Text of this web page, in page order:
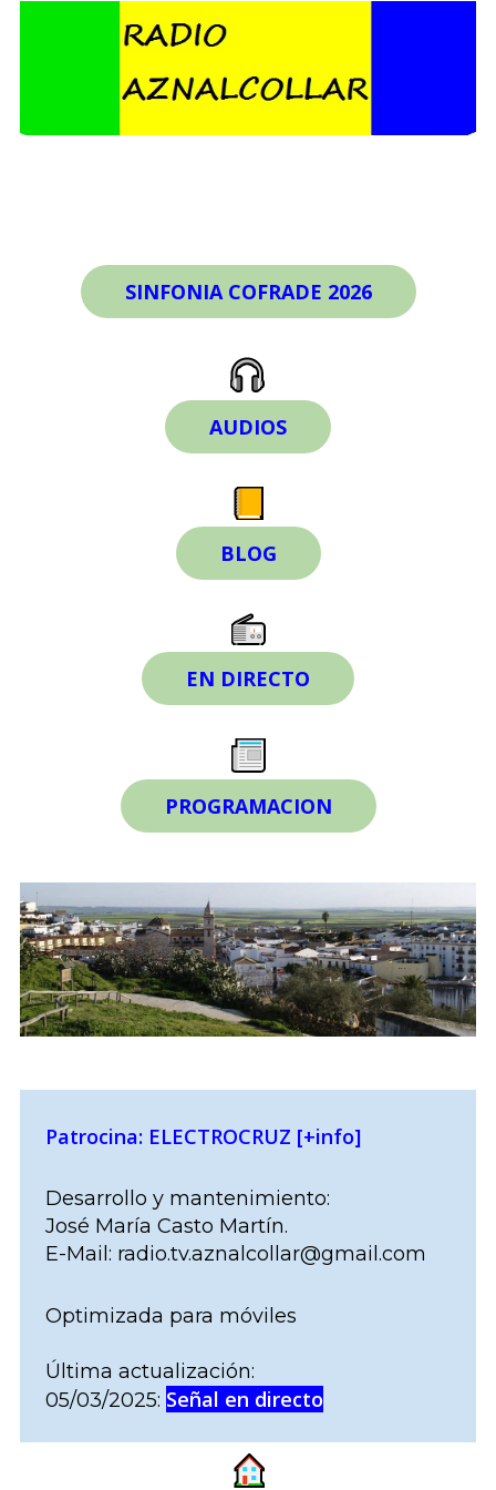
SINFONIA COFRADE 2026
AUDIOS
BLOG
EN DIRECTO
PROGRAMACION
Patrocina: ELECTROCRUZ [+info]
Desarrollo y mantenimiento:
José María Casto Martín.
E-Mail: radio.tv.aznalcollar@gmail.com
Optimizada para móviles
Última actualización:
05/03/2025: Señal en directo